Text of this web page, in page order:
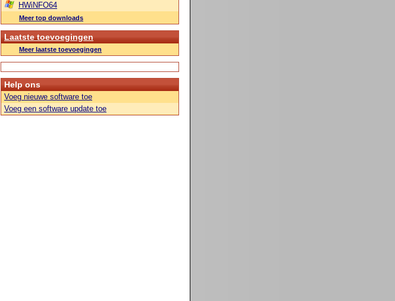
HWiNFO64
Meer top downloads
Laatste toevoegingen
Meer laatste toevoegingen
Help ons
Voeg nieuwe software toe
Voeg een software update toe